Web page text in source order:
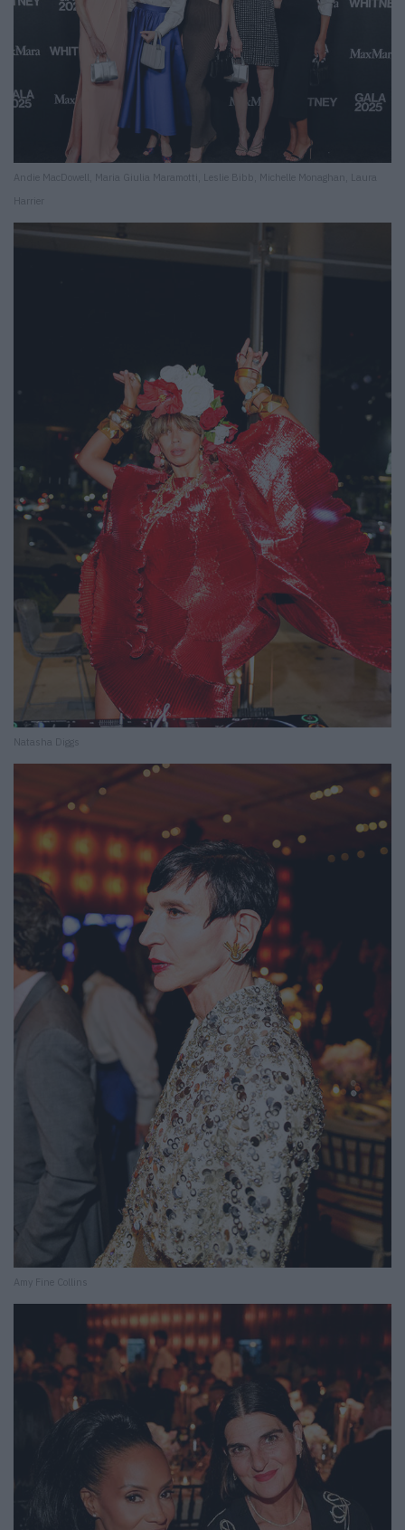
Andie MacDowell, Maria Giulia Maramotti, Leslie Bibb, Michelle Monaghan, Laura
Harrier
Natasha Diggs
Amy Fine Collins